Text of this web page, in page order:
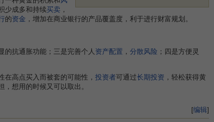
少成多和持续买卖 ，
的资金 ，增加在商业银行的产品覆盖度，利于进行财富规划。
的抗通胀功能；三是完善个人资产配置 ， 分散风险 ；四是方便灵
在高点买入而被套的可能性， 投资者可通过长期投资 ，轻松获得黄
想用的时候又可以取出。
[编辑]